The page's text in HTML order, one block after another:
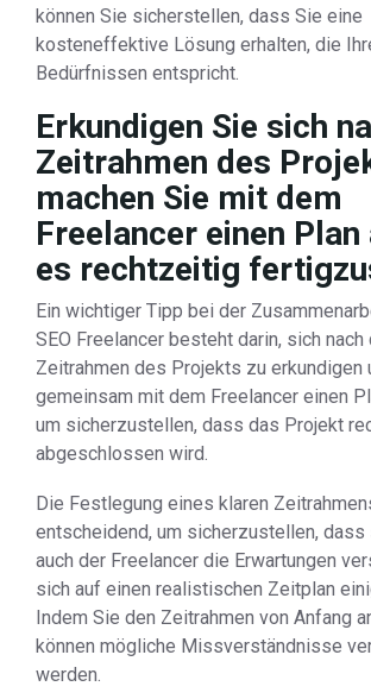
können Sie sicherstellen, dass Sie eine
kosteneffektive Lösung erhalten, die
Bedürfnissen entspricht.
Erkundigen Sie sich
Zeitrahmen des
machen Sie mit dem
Freelancer einen Plan
es rechtzeitig
Ein wichtiger Tipp bei der
SEO Freelancer besteht darin, sich nach
Zeitrahmen des Projekts zu erkundigen
gemeinsam mit dem Freelancer einen
um sicherzustellen, dass das Projekt
abgeschlossen wird.
Die Festlegung eines klaren
entscheidend, um sicherzustellen,
auch der Freelancer die Erwartungen
sich auf einen realistischen Zeitplan
Indem Sie den Zeitrahmen von Anfang
können mögliche Missverständnisse
werden.